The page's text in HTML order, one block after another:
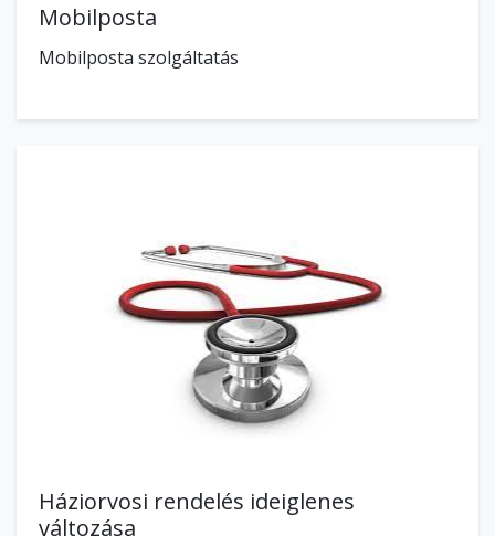
Mobilposta
Mobilposta szolgáltatás
Háziorvosi rendelés ideiglenes
változása